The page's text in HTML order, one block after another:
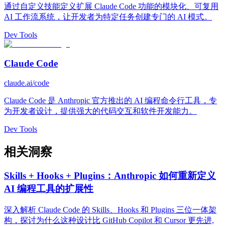
通过自定义技能定义扩展 Claude Code 功能的模块化、可复用
AI 工作流系统，让开发者为特定任务创建专门的 AI 模式。
Dev Tools
Claude Code
claude.ai/code
Claude Code 是 Anthropic 官方推出的 AI 编程命令行工具，专
为开发者设计，提供强大的代码交互和软件开发能力。
Dev Tools
相关洞察
Skills + Hooks + Plugins：Anthropic 如何重新定义
AI 编程工具的扩展性
深入解析 Claude Code 的 Skills、Hooks 和 Plugins 三位一体架
构，探讨为什么这种设计比 GitHub Copilot 和 Cursor 更先进,